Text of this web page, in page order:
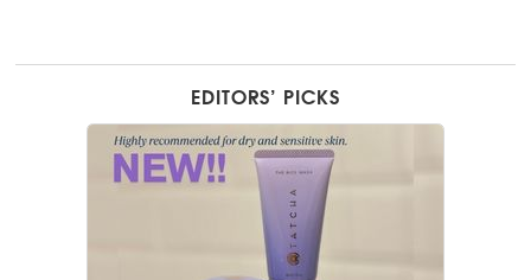
EDITORS’ PICKS